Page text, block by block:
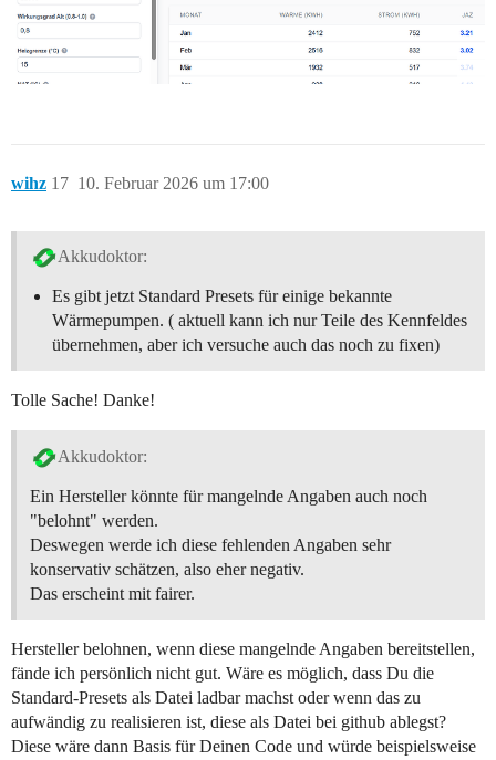
wihz 10. Februar 2026 um 17:00
17
Akkudoktor:
Es gibt jetzt Standard Presets für einige bekannte
Wärmepumpen. ( aktuell kann ich nur Teile des Kennfeldes
übernehmen, aber ich versuche auch das noch zu fixen)
Tolle Sache! Danke!
Akkudoktor:
Ein Hersteller könnte für mangelnde Angaben auch noch
"belohnt" werden.
Deswegen werde ich diese fehlenden Angaben sehr
konservativ schätzen, also eher negativ.
Das erscheint mit fairer.
Hersteller belohnen, wenn diese mangelnde Angaben bereitstellen,
fände ich persönlich nicht gut. Wäre es möglich, dass Du die
Standard-Presets als Datei ladbar machst oder wenn das zu
aufwändig zu realisieren ist, diese als Datei bei github ablegst?
Diese wäre dann Basis für Deinen Code und würde beispielsweise